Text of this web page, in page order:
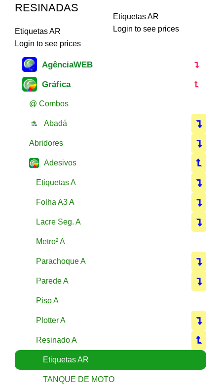
RESINADAS
Etiquetas AR
Login to see prices
Etiquetas AR
Login to see prices
AgênciaWEB
Gráfica
@ Combos
Abadá
Abridores
Adesivos
Etiquetas A
Folha A3 A
Lacre Seg. A
Metro² A
Parachoque A
Parede A
Piso A
Plotter A
Resinado A
Etiquetas AR
TANQUE DE MOTO